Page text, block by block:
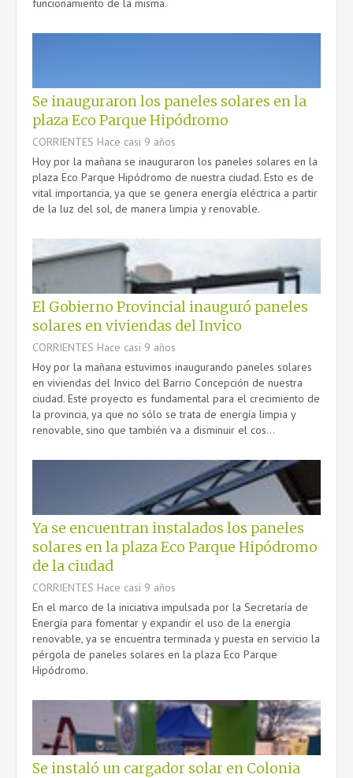
funcionamiento de la misma.
Se inauguraron los paneles solares en la
plaza Eco Parque Hipódromo
CORRIENTES Hace casi 9 años
Hoy por la mañana se inauguraron los paneles solares en la
plaza Eco Parque Hipódromo de nuestra ciudad. Esto es de
vital importancia, ya que se genera energía eléctrica a partir
de la luz del sol, de manera limpia y renovable.
El Gobierno Provincial inauguró paneles
solares en viviendas del Invico
CORRIENTES Hace casi 9 años
Hoy por la mañana estuvimos inaugurando paneles solares
en viviendas del Invico del Barrio Concepción de nuestra
ciudad. Este proyecto es fundamental para el crecimiento de
la provincia, ya que no sólo se trata de energía limpia y
renovable, sino que también va a disminuir el cos...
Ya se encuentran instalados los paneles
solares en la plaza Eco Parque Hipódromo
de la ciudad
CORRIENTES Hace casi 9 años
En el marco de la iniciativa impulsada por la Secretaría de
Energía para fomentar y expandir el uso de la energía
renovable, ya se encuentra terminada y puesta en servicio la
pérgola de paneles solares en la plaza Eco Parque
Hipódromo.
Se instaló un cargador solar en Colonia